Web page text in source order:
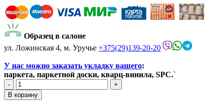
Образец в салоне
ул. Ложинская 4, м. Уручье +375(29)139-20-20
У нас можно заказать укладку вашего:
паркета, паркетной доски, кварц-винила, SPC.`